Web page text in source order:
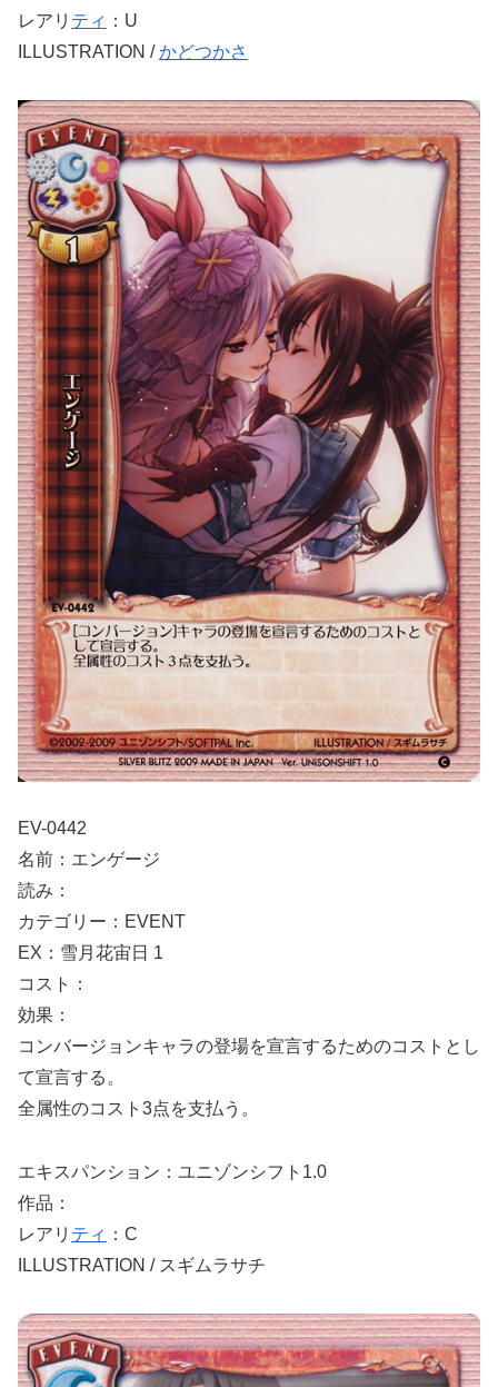
レアリ ティ ：U
ILLUSTRATION /かどつかさ
EV-0442
名前：エンゲージ
読み：
カテゴリー：EVENT
EX：雪月花宙日 1
コスト：
効果：
コンバージョンキャラの登場を宣言するためのコストとし
て宣言する。
全属性のコスト3点を支払う。
エキスパンション：ユニゾンシフト1.0
作品：
レアリ ティ ：C
ILLUSTRATION / スギムラサチ